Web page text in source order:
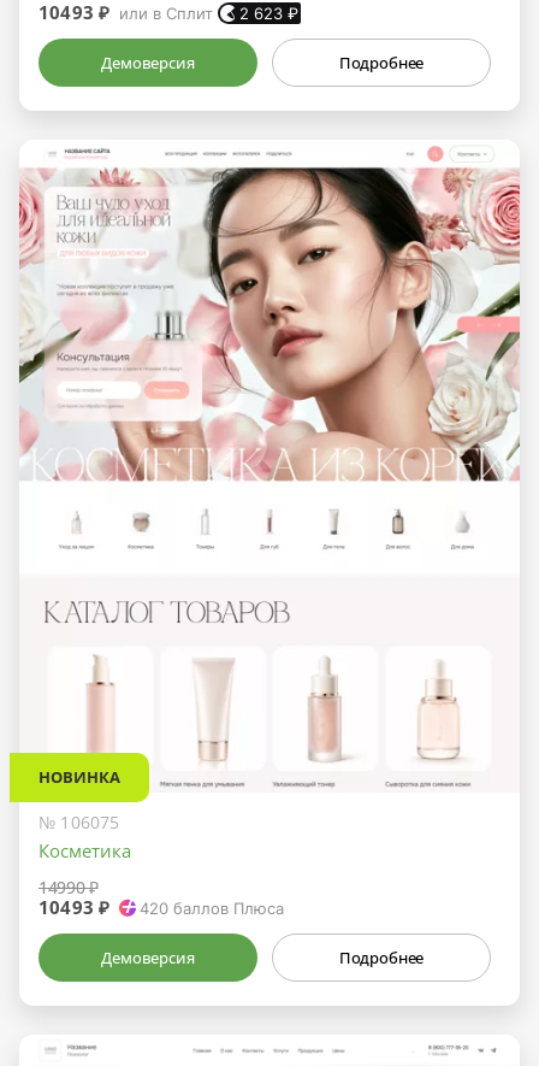
10493 ₽ или в Сплит 2 623 ₽
Демоверсия Подробнее
НОВИНКА
№ 106075
Косметика
14990 ₽
10493 ₽ 420 баллов Плюса
Демоверсия Подробнее